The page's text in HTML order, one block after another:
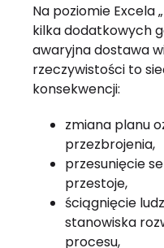
Na poziomie Excela
kilka dodatkowych
awaryjna dostawa
rzeczywistości to
konsekwencji:
zmiana planu
przezbrojenia,
przesunięcie
przestoje,
ściągnięcie
stanowiska
procesu,